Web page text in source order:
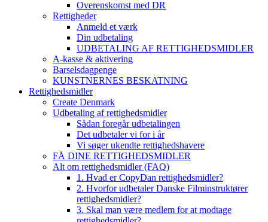
Overenskomst med DR
Rettigheder
Anmeld et værk
Din udbetaling
UDBETALING AF RETTIGHEDSMIDLER
A-kasse & aktivering
Barselsdagpenge
KUNSTNERNES BESKATNING
Rettighedsmidler
Create Denmark
Udbetaling af rettighedsmidler
Sådan foregår udbetalingen
Det udbetaler vi for i år
Vi søger ukendte rettighedshavere
FÅ DINE RETTIGHEDSMIDLER
Alt om rettighedsmidler (FAQ)
1. Hvad er CopyDan rettighedsmidler?
2. Hvorfor udbetaler Danske Filminstruktører
rettighedsmidler?
3. Skal man være medlem for at modtage